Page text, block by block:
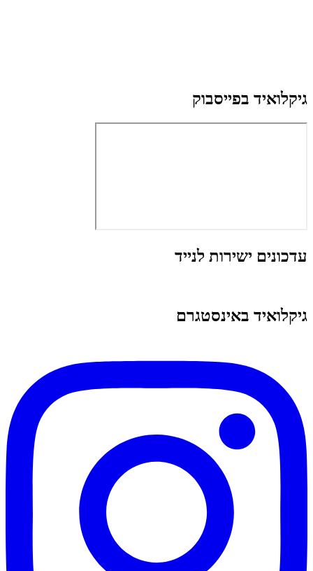
גיקלואיד בפייסבוק
עדכונים ישירות לנייד
גיקלואיד באינסטגרם